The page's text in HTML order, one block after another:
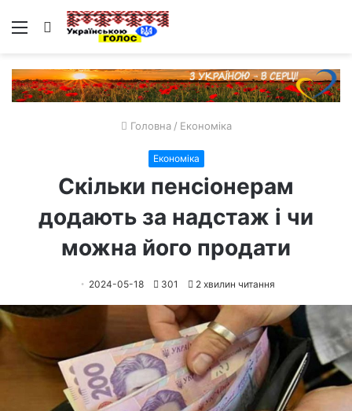
Меню Пошук
Головна / Економіка
Економіка
Скільки пенсіонерам
додають за надстаж і чи
можна його продати
2024-05-18 301 2 хвилин читання